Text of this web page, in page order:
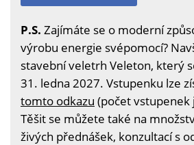
P.S. Zajímáte se o moderní
výrobu energie svépomocí?
stavební veletrh Veleton, který
31. ledna 2027. Vstupenku lze
tomto odkazu (počet vstupenek
Těšit se můžete také na
živých přednášek, konzultací s